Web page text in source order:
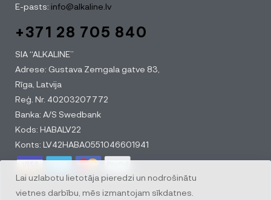
Lai uzlabotu lietotāja pieredzi un nodrošinātu
vietnes darbību, mēs izmantojam sīkdatnes.
E-pasts: info@alkaline.lv
+371 28 705 840
SIA “ALKALINE”
Adrese: Gustava Zemgala gatve 83,
Rīga, Latvija
Reģ. Nr. 40203207772
Banka: A/S Swedbank
Kods: HABALV22
Konts: LV42HABA0551046601941